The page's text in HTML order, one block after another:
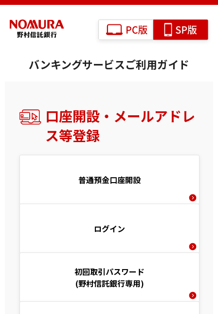
バンキングサービスご利用ガイド
口座開設・メールアドレ
ス等登録
普通預金口座開設
ログイン
初回取引パスワード
(野村信託銀行専用)